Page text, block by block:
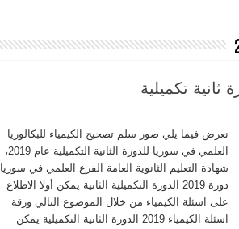
نعرض فيما يلي صور سلم تصحيح الكيمياء للبكالوريا
العلمي في سوريا للدورة الثانية التكميلية عام 2019،
شهادة التعليم الثانوية العامة الفرع العلمي في سوريا
دورة 2019 الدورة التكميلية الثانية يمكن أولا الاطلاع
على اسئلة الكيمياء من خلال الموضوع التالي ورقة
اسئلة الكيمياء 2019 الدورة الثانية التكميلية يمكن